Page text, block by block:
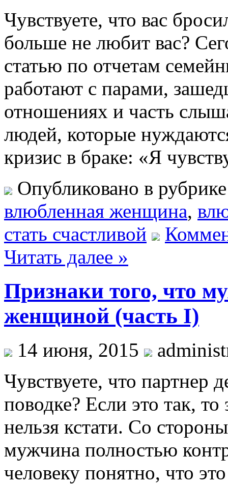
Чувствуете, что вас
больше не любит вас?
статью по отчетам
работают с парами,
отношениях и часть
людей, которые
кризис в браке: «Я
Опубликовано в
влюбленная женщина,
стать счастливой
Читать далее »
Признаки того, что
женщиной (часть I)
14 июня, 2015
Чувствуете, что партнер
поводке? Если это так,
нельзя кстати. Со
мужчина полностью
человеку понятно, что